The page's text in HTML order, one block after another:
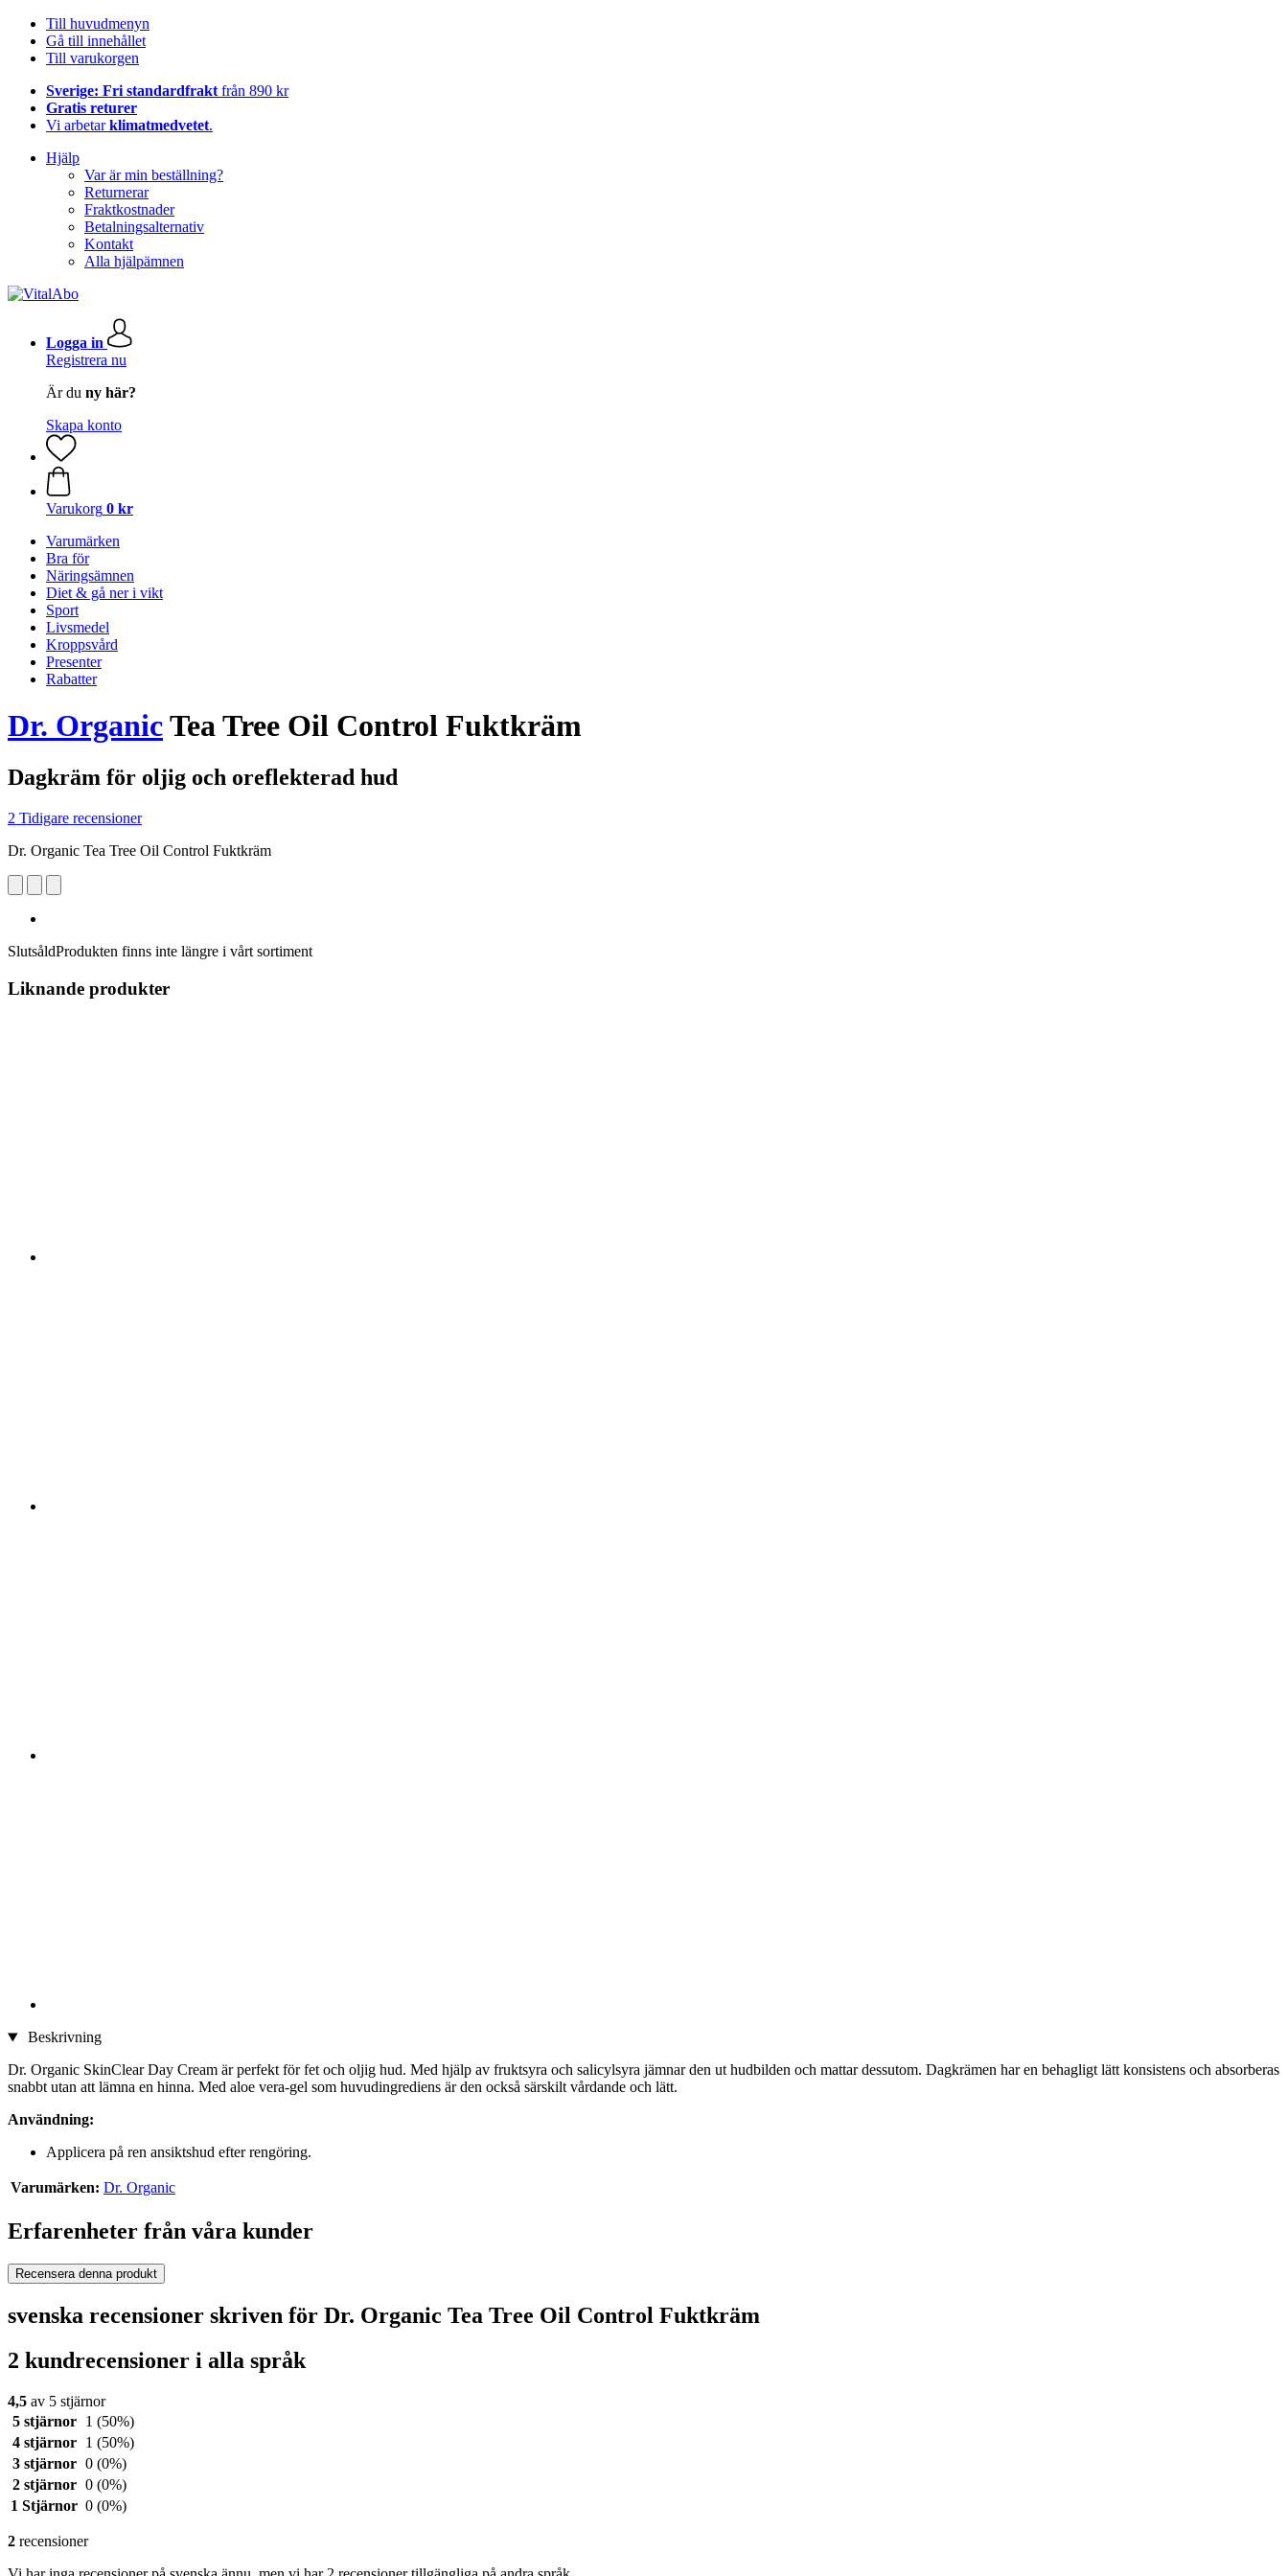
Till huvudmenyn
Gå till innehållet
Till varukorgen
Sverige: Fri standardfrakt från 890 kr
Gratis returer
Vi arbetarklimatmedvetet.
Hjälp
Var är min beställning?
Returnerar
Fraktkostnader
Betalningsalternativ
Kontakt
Alla hjälpämnen
Logga in
Registrera nu
Är du ny här?
Skapa konto
Varukorg 0 kr
Varumärken
Bra för
Näringsämnen
Diet & gå ner i vikt
Sport
Livsmedel
Kroppsvård
Presenter
Rabatter
Dr. OrganicTea Tree Oil Control Fuktkräm
Dagkräm för oljig och oreflekterad hud
2 Tidigare recensioner
Dr. Organic Tea Tree Oil Control Fuktkräm
SlutsåldProdukten finns inte längre i vårt sortiment
Liknande produkter
Beskrivning
Dr. Organic SkinClear Day Cream är perfekt för fet och oljig hud. Med hjälp av fruktsyra och salicylsyra jämnar den ut hudbilden och mattar dessutom. Dagkrämen har en behagligt lätt konsistens och absorberas
snabbt utan att lämna en hinna. Med aloe vera-gel som huvudingrediens är den också särskilt vårdande och lätt.
Användning:
Applicera på ren ansiktshud efter rengöring.
Varumärken: Dr. Organic
Erfarenheter från våra kunder
Recensera denna produkt
svenska recensioner skriven för Dr. Organic Tea Tree Oil Control Fuktkräm
2 kundrecensioner i alla språk
4,5 av 5 stjärnor
5 stjärnor
1 (50%)
4 stjärnor
1 (50%)
3 stjärnor 0 (0%)
2 stjärnor 0 (0%)
1 Stjärnor 0 (0%)
2 recensioner